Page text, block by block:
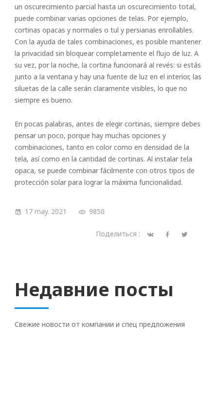
un oscurecimiento parcial hasta un oscurecimiento total,
puede combinar varias opciones de telas. Por ejemplo,
cortinas opacas y normales o tul y persianas enrollables.
Con la ayuda de tales combinaciones, es posible mantener
la privacidad sin bloquear completamente el flujo de luz. A
su vez, por la noche, la cortina funcionará al revés: si estás
junto a la ventana y hay una fuente de luz en el interior, las
siluetas de la calle serán claramente visibles, lo que no
siempre es bueno.
En pocas palabras, antes de elegir cortinas, siempre debes
pensar un poco, porque hay muchas opciones y
combinaciones, tanto en color como en densidad de la
tela, así como en la cantidad de cortinas. Al instalar tela
opaca, se puede combinar fácilmente con otros tipos de
protección solar para lograr la máxima funcionalidad.
17 may. 2021 9850
Поделиться :
Недавние посты
Свежие новости от компании и спец предложения